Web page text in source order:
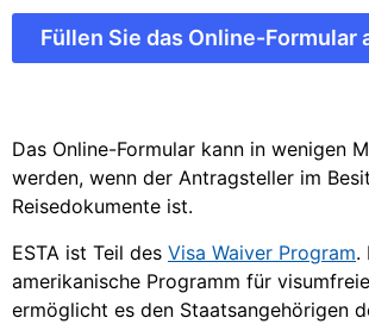
Füllen Sie das Online-Formular
Das Online-Formular kann in wenigen
werden, wenn der Antragsteller im
Reisedokumente ist.
ESTA ist Teil des Visa Waiver Program.
amerikanische Programm für
ermöglicht es den Staatsangehörigen